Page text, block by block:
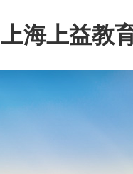
上海上益教
司